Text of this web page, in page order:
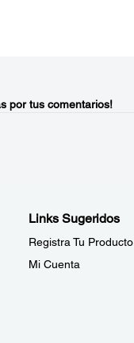
por tus comentarios!
Links Sugeridos
Registra Tu Producto
Mi Cuenta